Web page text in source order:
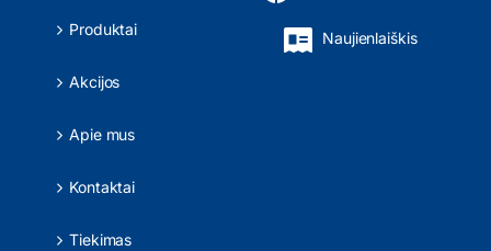
Produktai
Akcijos
Apie mus
Kontaktai
Tiekimas
Naujienlaiškis